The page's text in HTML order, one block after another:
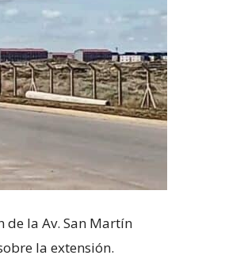
la Av. San Martín
la extensión.